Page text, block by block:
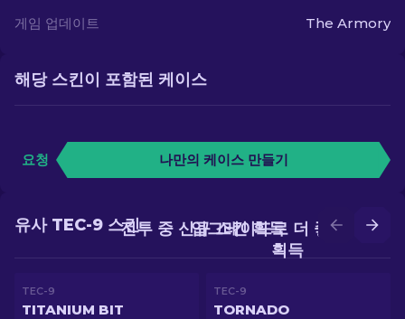
게임 업데이트
The Armory
해당 스킨이 포함된 케이스
요청 나만의 케이스 만들기
업그레이드로 더 좋은 스킨
획득
전투 중 신규 스킨 획득
유사 TEC-9 스킨
TEC-9
TITANIUM BIT
TEC-9
TORNADO